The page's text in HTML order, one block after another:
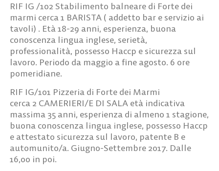
RIF IG /102 Stabilimento balneare di Forte dei
marmi cerca1 BARISTA ( addetto bar e servizio ai
tavoli) . Età 18-29 anni, esperienza, buona
conoscenza lingua inglese, serietà,
professionalità, possesso Haccp e sicurezza sul
lavoro. Periodo da maggio a fine agosto. 6 ore
pomeridiane.
RIF IG/101 Pizzeria di Forte dei Marmi
cerca 2 CAMERIERI/E DI SALA età indicativa
massima 35 anni, esperienza di almeno 1 stagione,
buona conoscenza lingua inglese, possesso Haccp
e attestato sicurezza sul lavoro, patente B e
automunito/a. Giugno-Settembre 2017. Dalle
16,00 in poi.